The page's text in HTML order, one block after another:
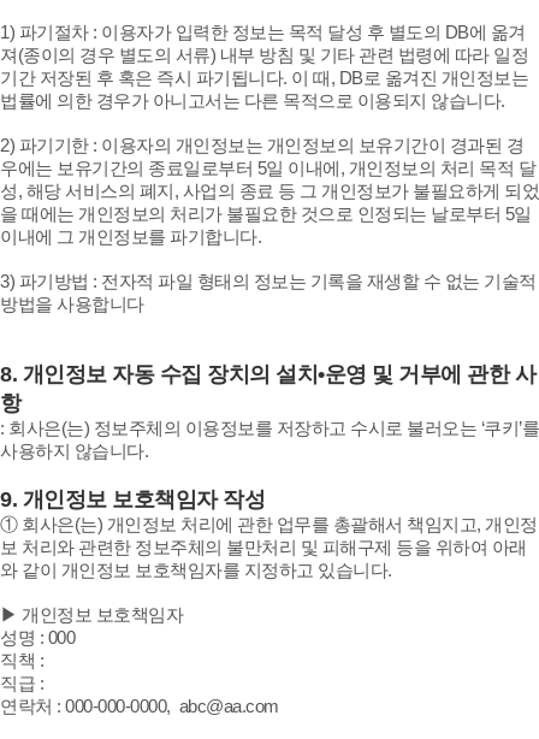
1) 파기절차 : 이용자가 입력한 정보는 목적 달성 후 별도의 DB에 옮겨
져(종이의 경우 별도의 서류) 내부 방침 및 기타 관련 법령에 따라 일정
기간 저장된 후 혹은 즉시 파기됩니다. 이 때, DB로 옮겨진 개인정보는
법률에 의한 경우가 아니고서는 다른 목적으로 이용되지 않습니다.
2) 파기기한 : 이용자의 개인정보는 개인정보의 보유기간이 경과된 경
우에는 보유기간의 종료일로부터 5일 이내에, 개인정보의 처리 목적 달
성, 해당 서비스의 폐지, 사업의 종료 등 그 개인정보가 불필요하게 되었
을 때에는 개인정보의 처리가 불필요한 것으로 인정되는 날로부터 5일
이내에 그 개인정보를 파기합니다.
3) 파기방법 : 전자적 파일 형태의 정보는 기록을 재생할 수 없는 기술적
방법을 사용합니다
8. 개인정보 자동 수집 장치의 설치•운영 및 거부에 관한 사
항
: 회사은(는) 정보주체의 이용정보를 저장하고 수시로 불러오는 ‘쿠키’를
사용하지 않습니다.
9. 개인정보 보호책임자 작성
① 회사은(는) 개인정보 처리에 관한 업무를 총괄해서 책임지고, 개인정
보 처리와 관련한 정보주체의 불만처리 및 피해구제 등을 위하여 아래
와 같이 개인정보 보호책임자를 지정하고 있습니다.
▶ 개인정보 보호책임자
성명 : 000
직책 :
직급 :
연락처 : 000-000-0000, abc@aa.com